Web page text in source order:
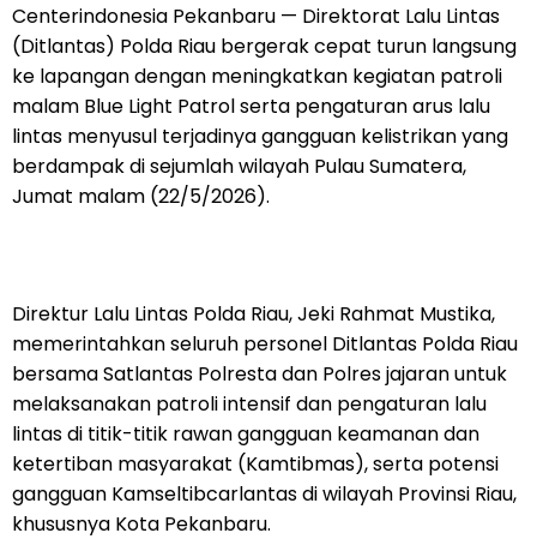
Centerindonesia Pekanbaru — Direktorat Lalu Lintas
(Ditlantas) Polda Riau bergerak cepat turun langsung
ke lapangan dengan meningkatkan kegiatan patroli
malam Blue Light Patrol serta pengaturan arus lalu
lintas menyusul terjadinya gangguan kelistrikan yang
berdampak di sejumlah wilayah Pulau Sumatera,
Jumat malam (22/5/2026).
Direktur Lalu Lintas Polda Riau, Jeki Rahmat Mustika,
memerintahkan seluruh personel Ditlantas Polda Riau
bersama Satlantas Polresta dan Polres jajaran untuk
melaksanakan patroli intensif dan pengaturan lalu
lintas di titik-titik rawan gangguan keamanan dan
ketertiban masyarakat (Kamtibmas), serta potensi
gangguan Kamseltibcarlantas di wilayah Provinsi Riau,
khususnya Kota Pekanbaru.